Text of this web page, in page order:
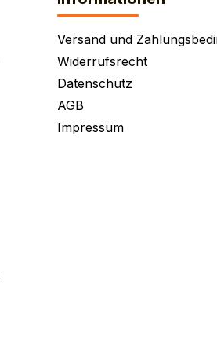
Versand und
Widerrufsrecht
Datenschutz
AGB
Impressum